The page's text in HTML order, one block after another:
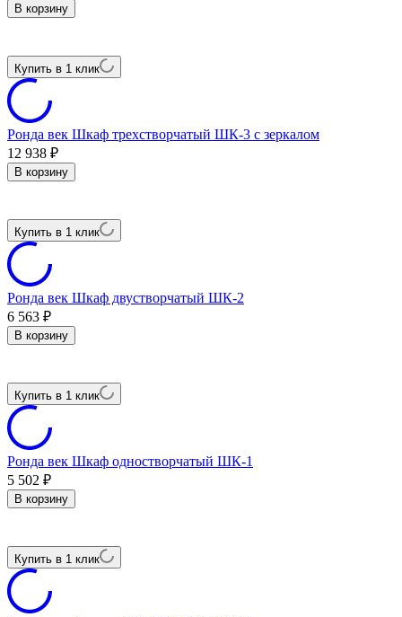
В корзину
Купить в 1 клик
Ронда век Шкаф трехстворчатый ШК-3 с зеркалом
12 938 ₽
В корзину
Купить в 1 клик
Ронда век Шкаф двустворчатый ШК-2
6 563 ₽
В корзину
Купить в 1 клик
Ронда век Шкаф одностворчатый ШК-1
5 502 ₽
В корзину
Купить в 1 клик